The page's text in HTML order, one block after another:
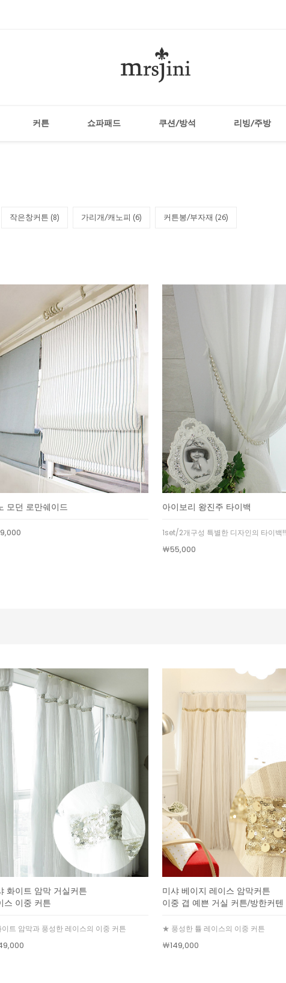
커튼 쇼파패드 쿠션/방석 리빙/주방
작은창커튼 (8) 가리개/캐노피 (6) 커튼봉/부자재 (26)
모던 로만쉐이드 아이보리 왕진주 타이백
1set/2개구성 특별한 디자인의 타이백!!
￦55,000
화이트 암막 거실커튼
스 이중 커튼
트 암막과 풍성한 레이스의 이중 커튼
미샤 베이지 레이스 암막커튼
이중 겹 예쁜 거실 커튼/방한커텐
★ 풍성한 튤 레이스의 이중 커튼
￦149,000